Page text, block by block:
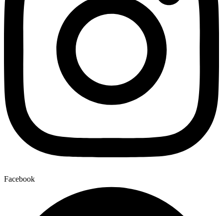
Facebook